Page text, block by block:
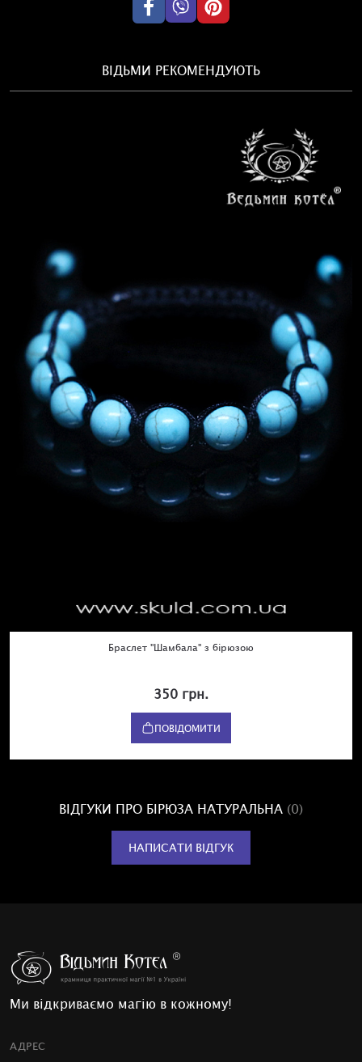
ВІДЬМИ РЕКОМЕНДУЮТЬ
Браслет "Шамбала" з бірюзою
350 грн.
ПОВІДОМИТИ
ВІДГУКИ ПРО БІРЮЗА НАТУРАЛЬНА (0)
НАПИСАТИ ВІДГУК
Ми відкриваємо магію в кожному!
АДРЕС